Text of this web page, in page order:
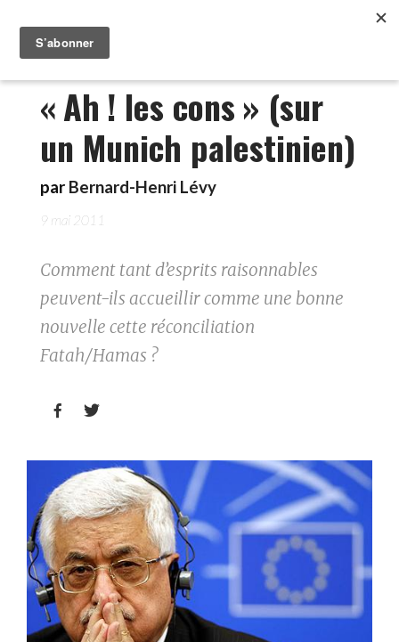
« Ah ! les cons » (sur
un Munich palestinien)
par Bernard-Henri Lévy
9 mai 2011
Comment tant d’esprits raisonnables
peuvent-ils accueillir comme une bonne
nouvelle cette réconciliation
Fatah/Hamas ?
 